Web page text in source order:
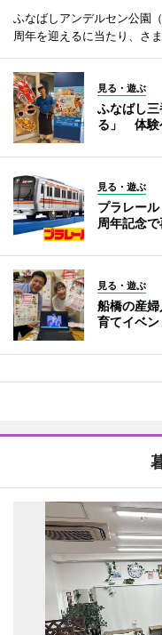
ふなばしアンデルセン公園
周年を迎えるに当たり、さ
見る・遊ぶ
ふなばし
る」 体験
見る・遊ぶ
プラレー
周年記念で
見る・遊ぶ
船橋の産
育てイベ